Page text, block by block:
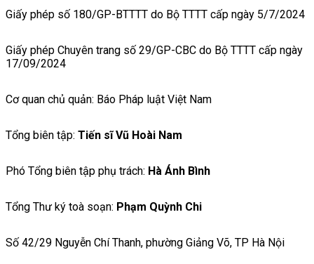
Giấy phép số 180/GP-BTTTT do Bộ TTTT cấp ngày 5/7/2024
Giấy phép Chuyên trang số 29/GP-CBC do Bộ TTTT cấp ngày
17/09/2024
Cơ quan chủ quản: Báo Pháp luật Việt Nam
Tổng biên tập: Tiến sĩ Vũ Hoài Nam
Phó Tổng biên tập phụ trách: Hà Ánh Bình
Tổng Thư ký toà soạn: Phạm Quỳnh Chi
Số 42/29 Nguyễn Chí Thanh, phường Giảng Võ, TP Hà Nội